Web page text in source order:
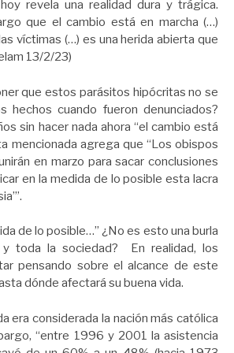
revela una realidad dura y trágica.
que el cambio está en marcha (…)
víctimas (…) es una herida abierta que
13/2/23)
que estos parásitos hipócritas no se
hechos cuando fueron denunciados?
sin hacer nada ahora “el cambio está
mencionada agrega que “Los obispos
en marzo para sacar conclusiones
en la medida de lo posible esta lacra
de lo posible…” ¿No es esto una burla
y toda la sociedad? En realidad, los
pensando sobre el alcance de este
dónde afectará su buena vida.
era considerada la nación más católica
“entre 1996 y 2001 la asistencia